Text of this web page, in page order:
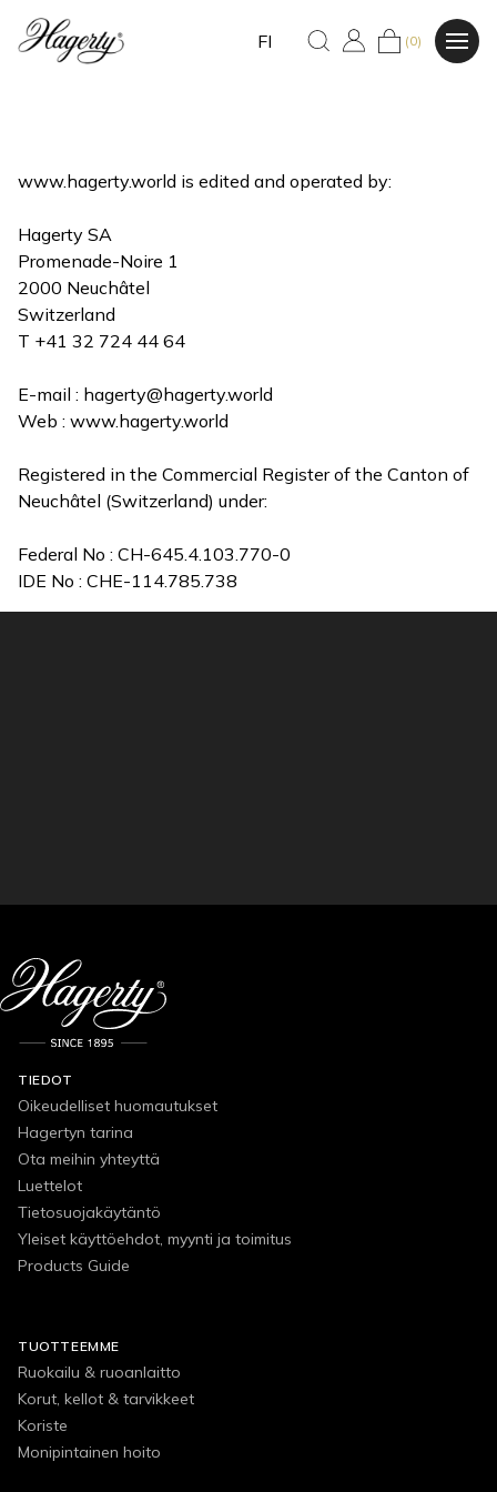
FI (0)
www.hagerty.world is edited and operated by:
Hagerty SA
Promenade-Noire 1
2000 Neuchâtel
Switzerland
T +41 32 724 44 64
E-mail : hagerty@hagerty.world
Web : www.hagerty.world
Registered in the Commercial Register of the Canton of
Neuchâtel (Switzerland) under:
Federal No : CH-645.4.103.770-0
IDE No : CHE-114.785.738
TIEDOT
Oikeudelliset huomautukset
Hagertyn tarina
Ota meihin yhteyttä
Luettelot
Tietosuojakäytäntö
Yleiset käyttöehdot, myynti ja toimitus
Products Guide
TUOTTEEMME
Ruokailu & ruoanlaitto
Korut, kellot & tarvikkeet
Koriste
Monipintainen hoito